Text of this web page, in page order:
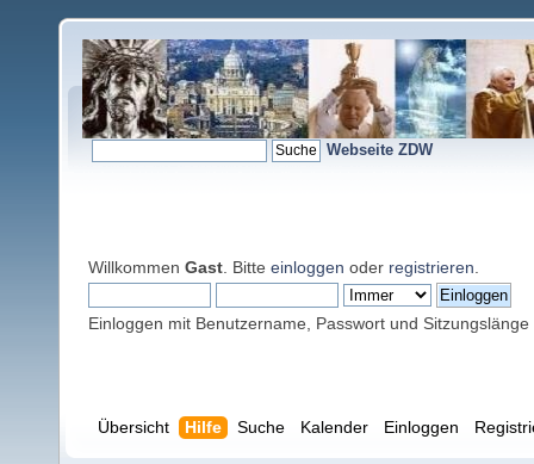
Webseite ZDW
Willkommen Gast . Bitte einloggen oder registrieren
Einloggen mit Benutzername, Passwort und Sitzungslänge
Übersicht Hilfe Suche Kalender Einloggen